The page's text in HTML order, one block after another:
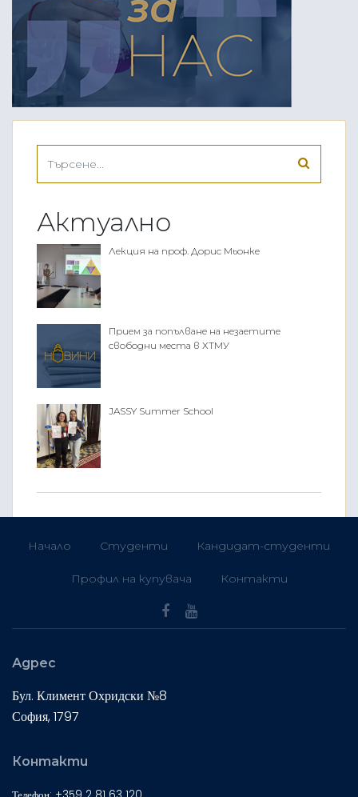
Актуално
Лекция на проф. Дорис Мьонке
Прием за попълване на незаетите
свободни места в ХТМУ
JASSY Summer School
Начало Студенти Кандидат-студенти
Профил на купувача Контакти
Адрес
Бул. Климент Охридски №8
София, 1797
Контакти